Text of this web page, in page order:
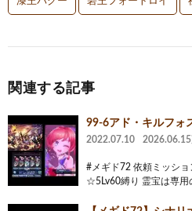
関連する記事
99-6アド・キルフォ
2022.07.10
#メギド72 依頼ミッシ
☆5Lv60縛り 霊宝は専用